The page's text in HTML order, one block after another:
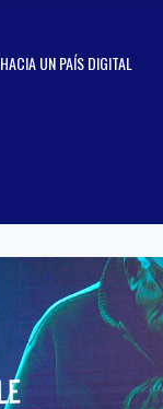
HACIA UN PAÍS DIGITAL